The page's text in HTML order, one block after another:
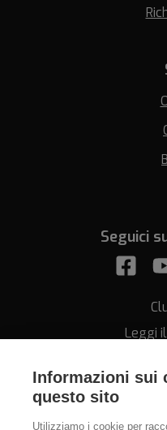
Informazioni sui
questo sito
Utilizziamo i cookie per
Seguici
Leggi